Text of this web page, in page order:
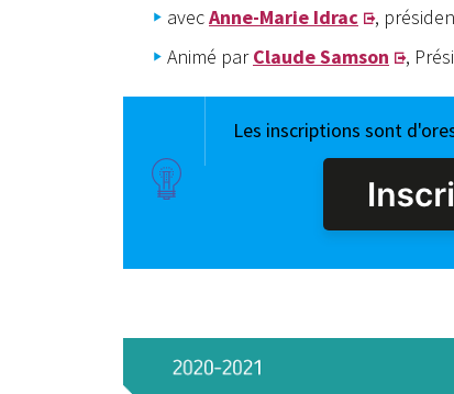
avecAnne-Marie Idrac
,
Animé parClaude Samson ,
Les inscriptions sont